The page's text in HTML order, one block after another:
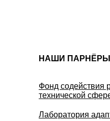
НАШИ ПАРНЁРЫ
Фонд содействия
технической
Лаборатория